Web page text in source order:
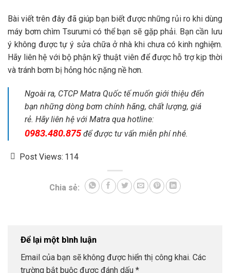
Bài viết trên đây đã giúp bạn biết được những rủi ro khi dùng
máy bơm chìm Tsurumi có thể bạn sẽ gặp phải. Bạn cần lưu
ý không được tự ý sửa chữa ở nhà khi chưa có kinh nghiệm.
Hãy liên hệ với bộ phận kỹ thuật viên để được hỗ trợ kịp thời
và tránh bơm bị hỏng hóc nặng nề hơn.
Ngoài ra, CTCP Matra Quốc tế muốn giới thiệu đến
bạn những dòng bơm chính hãng, chất lượng, giá
rẻ. Hãy liên hệ với Matra qua hotline:
0983.480.875 để được tư vấn miễn phí nhé.
Post Views: 114
Chia sẻ:
Để lại một bình luận
Email của bạn sẽ không được hiển thị công khai. Các
trường bắt buộc được đánh dấu *